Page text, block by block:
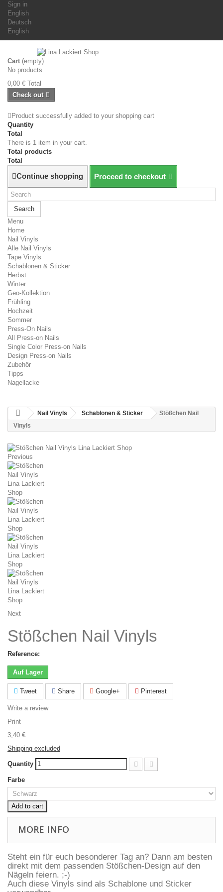
Sign in
English
Deutsch
English
Cart (empty)
No products
0,00 € Total
Check out
Product successfully added to your shopping cart
Quantity
Total
There is 1 item in your cart.
Total products
Total
Continue shopping Proceed to checkout
Search
Menu
Home
Nail Vinyls
Alle Nail Vinyls
Tape Vinyls
Schablonen & Sticker
Herbst
Winter
Geo-Kollektion
Frühling
Hochzeit
Sommer
Press-On Nails
All Press-on Nails
Single Color Press-on Nails
Design Press-on Nails
Zubehör
Tipps
Nagellacke
Nail Vinyls Schablonen & Sticker
Stößchen Nail
Vinyls
Previous
Next
Stößchen Nail Vinyls
Reference:
Auf Lager
Tweet Share Google+ Pinterest
Write a review
Print
3,40 €
Shipping excluded
Quantity
Farbe
Add to cart
MORE INFO
Steht ein für euch besonderer Tag an? Dann am besten
direkt mit dem passenden Stößchen-Design auf den
Nägeln feiern. ;-)
Auch diese Vinyls sind als Schablone und Sticker